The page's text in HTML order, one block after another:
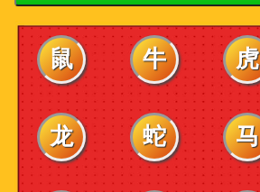
鼠 牛 虎
龙 蛇 马